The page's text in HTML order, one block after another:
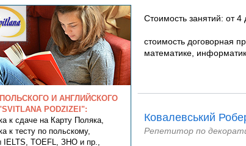
И АНГЛИЙСКОГО
PODZIZEI":
к сдаче на Карту Поляка,
к тесту по польскому,
IELTS, TOEFL, ЗНО и пр.,
Стоимость занятий: от 4
стоимость договорная
математике,
Ковалевський
Репетитор по